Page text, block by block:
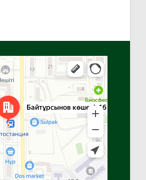
орындарды іздеу